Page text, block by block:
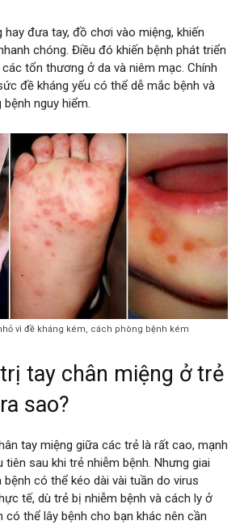
đưa tay, đồ chơi vào miệng, khiến
chóng. Điều đó khiến bệnh phát triển
tổn thương ở da và niêm mạc. Chính
đề kháng yếu có thể dễ mắc bệnh và
nguy hiểm.
vì đề kháng kém, cách phòng bệnh kém
tay chân miệng ở trẻ
sao?
tay miệng giữa các trẻ là rất cao, mạnh
sau khi trẻ nhiễm bệnh. Nhưng giai
có thể kéo dài vài tuần do virus
tế, dù trẻ bị nhiễm bệnh và cách ly ở
có thể lây bệnh cho bạn khác nên cần